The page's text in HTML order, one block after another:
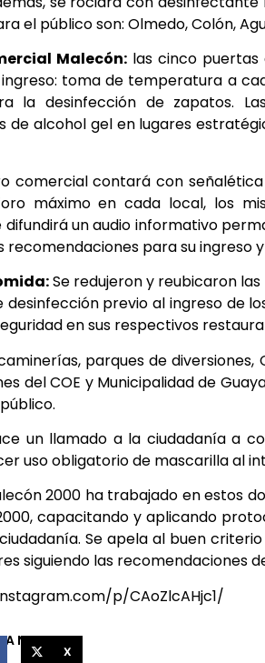
el público son: Olmedo, Colón,
Malecón:las cinco puertas
toma de temperatura a
la desinfección de zapatos.
de alcohol gel en lugares
comercial contará con
máximo en cada local, los
difundirá un audio informativo
recomendaciones para su ingreso
Se redujeron y reubicaron
previo al ingreso de
en sus respectivos
parques de
del COE y Municipalidad de
un llamado a la ciudadanía a
uso obligatorio de mascarilla al
2000 ha trabajado en estos
capacitando y aplicando
Se apela al buen
siguiendo las recomendaciones
p/CAoZlcAHjc1/
NOTICIA
X